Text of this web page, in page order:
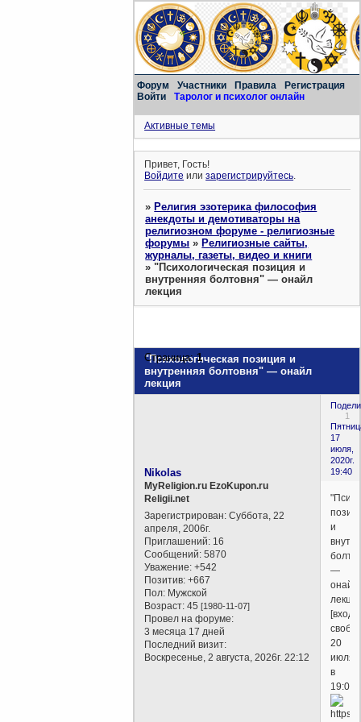
Форум Участники Правила
Регистрация
Войти
Таролог и психолог онлайн
Активные темы
Привет, Гость!
Войдите илизарегистрируйтесь.
»Религия эзотерика философия
анекдоты и демотиваторы на
религиозном форуме - религиозные
форумы »Религиозные сайты,
журналы, газеты, видео и книги
»"Психологическая позиция и
внутренняя болтовня" — онайл
лекция
"Психологическая позиция и
внутренняя болтовня" — онайл
лекция
Страница:1
1
17
июля,
2020г.
19:40
Nikolas
MyReligion.ru EzoKupon.ru
Religii.net
Зарегистрирован: Суббота, 22
апреля, 2006г.
Приглашений: 16
Сообщений: 5870
Уважение: +542
Позитив: +667
Пол: Мужской
Возраст: 45[1980-11-07]
Провел на форуме:
3 месяца 17 дней
Последний визит:
Воскресенье, 2 августа, 2026г. 22:12
и
—
онайл
[вход
20
июля
в
19:00